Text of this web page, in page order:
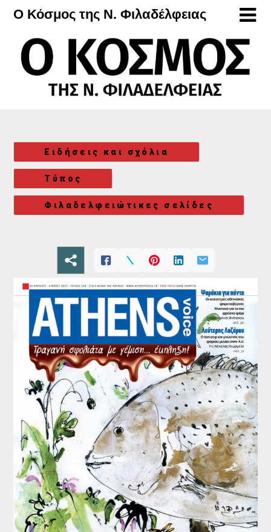
Μετάβαση
περιεχόμενο
Ο Κόσμος της Ν. Φιλαδέλφειας
Ειδήσεις και σχόλια
Τύπος
Φιλαδελφειώτικες σελίδες